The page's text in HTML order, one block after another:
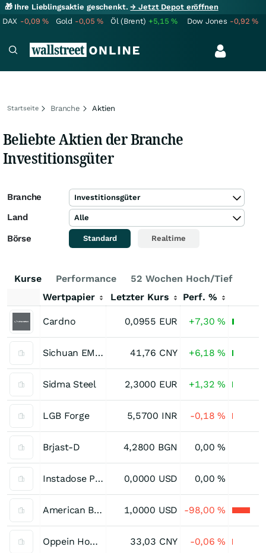
🎁 Ihre Lieblingsaktie geschenkt.→ Jetzt Depot eröffnen
DAX -0,09% Gold -0,05% Öl (Brent) +5,15% Dow Jones -0,92%
Startseite Branche Aktien
Beliebte Aktien der Branche
Investitionsgüter
Branche Investitionsgüter
Land Alle
Börse Standard Realtime
Kurse Performance 52 Wochen Hoch/Tief
Wertpapier
Letzter Kurs Perf. %
Cardno 0,0955 EUR +7,30%
Sichuan EM Technology (A) 41,76 CNY +6,18%
Sidma Steel 2,3000 EUR +1,32%
LGB Forge 5,5700 INR -0,18%
Brjast-D 4,2800 BGN 0,00%
Instadose Pharma 0,0000 USD 0,00%
American Biltrite 1,0000 USD -98,00%
Oppein Home Group Registered (A) 33,03 CNY -0,06%